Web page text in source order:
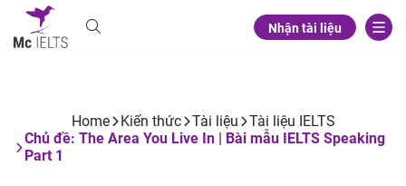
Nhận tài liệu
Home Kiến thức Tài liệu
Tài liệu IELTS
Chủ đề: The Area You Live In | Bài mẫu IELTS Speaking
Part 1